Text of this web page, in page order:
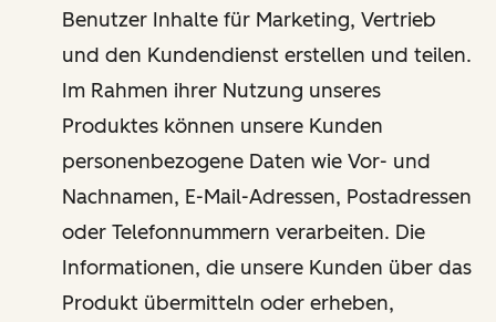
Benutzer Inhalte für Marketing, Vertrieb
und den Kundendienst erstellen und teilen.
Im Rahmen ihrer Nutzung unseres
Produktes können unsere Kunden
personenbezogene Daten wie Vor- und
Nachnamen, E-Mail-Adressen, Postadressen
oder Telefonnummern verarbeiten. Die
Informationen, die unsere Kunden über das
Produkt übermitteln oder erheben,